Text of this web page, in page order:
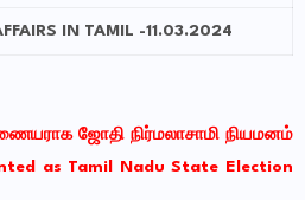
IN TAMIL -11.03.2024
ஜோதி நிர்மலாசாமி நியமனம்
as Tamil Nadu State Election